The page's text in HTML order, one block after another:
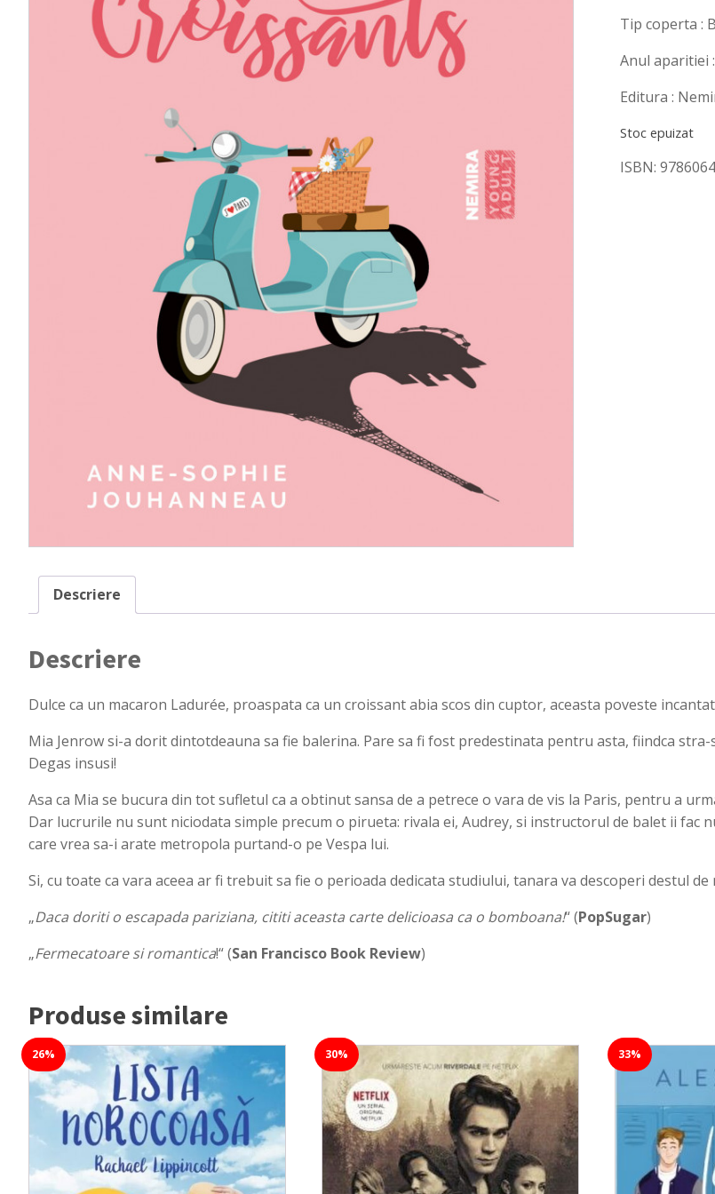
Tip coperta :
Anul aparitiei
Editura :
Stoc epuizat
ISBN:
Descriere
Descriere
Dulce ca un macaron Ladurée, proaspata ca un croissant abia scos din cuptor, aceasta poveste
Mia Jenrow si-a dorit dintotdeauna sa fie balerina. Pare sa fi fost predestinata pentru asta, fiindca
Degas insusi!
Asa ca Mia se bucura din tot sufletul ca a obtinut sansa de a petrece o vara de vis la Paris, pentru a
Dar lucrurile nu sunt niciodata simple precum o pirueta: rivala ei, Audrey, si instructorul de balet ii fac
care vrea sa-i arate metropola purtand-o pe Vespa lui.
Si, cu toate ca vara aceea ar fi trebuit sa fie o perioada dedicata studiului, tanara va descoperi destul
„Daca doriti o escapada pariziana, cititi aceasta carte delicioasa ca o bomboana!“ (PopSugar)
„Fermecatoare si romantica!“ (San Francisco Book Review)
Produse similare
26% 30% 33%